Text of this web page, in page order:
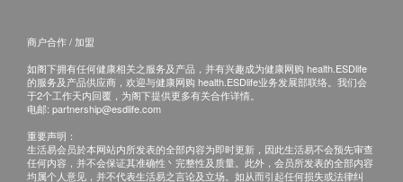
促进排尿顺畅，冲走尿道细菌
高效抗氧化，保护身体免受自由基破坏
保护双眼，提升视力
减缓高龄犬退化，维持脑部活力
对抗溃疡，如胃溃疡和牙周病
商户合作 / 加盟
如阁下拥有任何健康相关之服务及产品，并有兴趣成为健康网购 health.ESDlife
的服务及产品供应商，欢迎与健康网购 health.ESDlife业务发展部联络。我们会
于2个工作天内回覆，为阁下提供更多有关合作详情。
电邮: partnership@esdlife.com
重要声明：
生活易会员於本网站内所发表的全部内容为即时更新，因此生活易不会预先审查
任何内容，并不会保证其准确性丶完整性及质量。此外，会员所发表的全部内容
均属个人意见，并不代表生活易之言论及立场。如从而引起任何损失或法律纠